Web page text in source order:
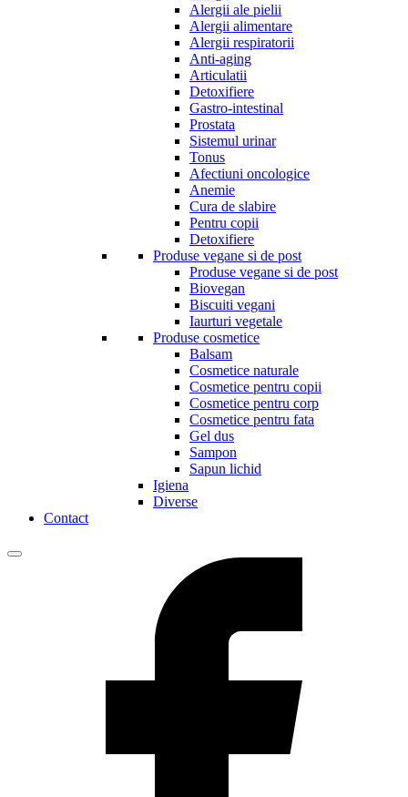
Alergii ale pielii
Alergii alimentare
Alergii respiratorii
Anti-aging
Articulatii
Detoxifiere
Gastro-intestinal
Prostata
Sistemul urinar
Tonus
Afectiuni oncologice
Anemie
Cura de slabire
Pentru copii
Detoxifiere
Produse vegane si de post
Produse vegane si de post
Biovegan
Biscuiti vegani
Iaurturi vegetale
Produse cosmetice
Balsam
Cosmetice naturale
Cosmetice pentru copii
Cosmetice pentru corp
Cosmetice pentru fata
Gel dus
Sampon
Sapun lichid
Igiena
Diverse
Contact